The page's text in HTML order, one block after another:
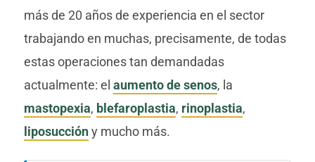
más de 20 años de experiencia en el sector
trabajando en muchas, precisamente, de todas
estas operaciones tan demandadas
actualmente: el aumento de senos, la
mastopexia, blefaroplastia, rinoplastia,
liposuccióny mucho más.